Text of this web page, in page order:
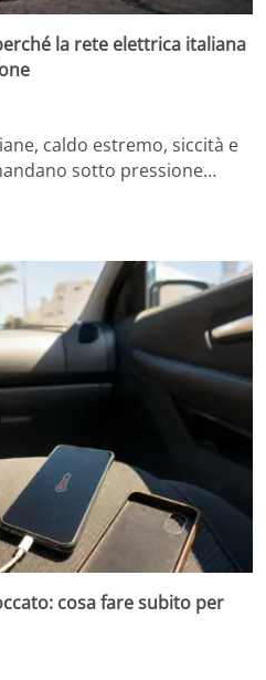
la rete elettrica italiana
caldo estremo, siccità e
sotto pressione…
cosa fare subito per